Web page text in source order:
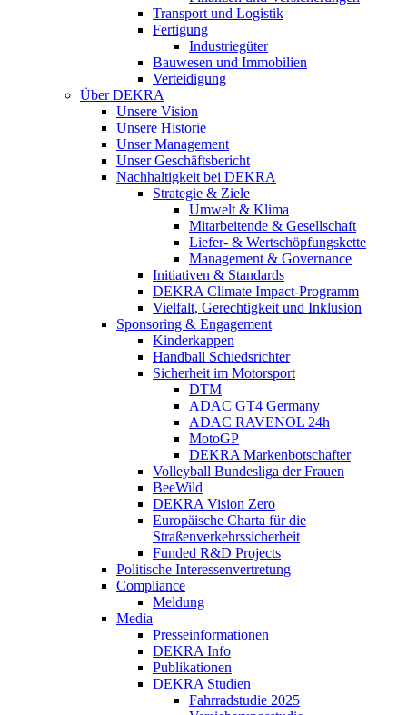
Transport und Logistik
Fertigung
Industriegüter
Bauwesen und Immobilien
Verteidigung
Über DEKRA
Unsere Vision
Unsere Historie
Unser Management
Unser Geschäftsbericht
Nachhaltigkeit bei DEKRA
Strategie & Ziele
Umwelt & Klima
Mitarbeitende & Gesellschaft
Liefer- & Wertschöpfungskette
Management & Governance
Initiativen & Standards
DEKRA Climate Impact-Programm
Vielfalt, Gerechtigkeit und Inklusion​
Sponsoring & Engagement
Kinderkappen
Handball Schiedsrichter
Sicherheit im Motorsport
DTM
ADAC GT4 Germany
ADAC RAVENOL 24h
MotoGP
DEKRA Markenbotschafter
Volleyball Bundesliga der Frauen
BeeWild
DEKRA Vision Zero
Europäische Charta für die
Straßenverkehrssicherheit
Funded R&D Projects
Politische Interessenvertretung
Compliance
Meldung
Media
Presseinformationen
DEKRA Info
Publikationen
DEKRA Studien
Fahrradstudie 2025